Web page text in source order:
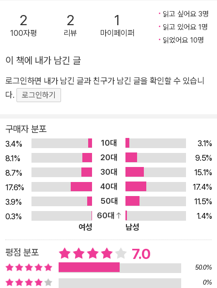
2
100자평
2
리뷰
1
마이페이퍼
읽고 싶어요 3명
읽고 있어요 1명
읽었어요 10명
이 책에 내가 남긴 글
로그인하면 내가 남긴 글과 친구가 남긴 글을 확인할 수 있습니
다.
로그인하기
구매자 분포
3.4% 10대
3.1%
8.1%
20대
9.5%
8.7%
30대
15.1%
17.6%
40대
17.4%
3.9%
50대
11.5%
0.3%
60대
1.4%
여성
남성
평점 분포 7.0
50.0%
0%